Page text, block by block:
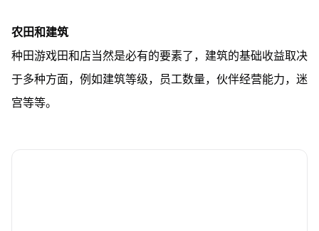
农田和建筑
种田游戏田和店当然是必有的要素了，建筑的基础收益取决
于多种方面，例如建筑等级，员工数量，伙伴经营能力，迷
宫等等。